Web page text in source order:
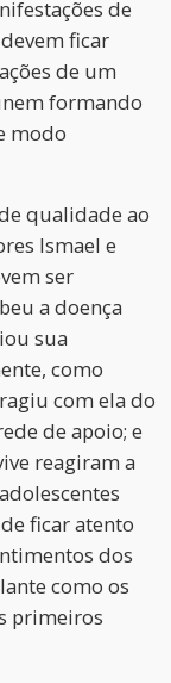
de
ficar
de um
formando
modo
qualidade ao
Ismael e
ser
a doença
sua
como
com ela do
de apoio; e
reagiram a
ficar atento
dos
como os
primeiros